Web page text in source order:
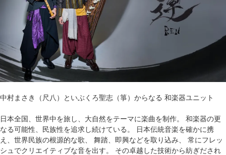
中村まさき（尺八）といぶくろ聖志（箏）からなる 和楽器ユニット
日本全国、世界中を旅し、大自然をテーマに楽曲を制作。 和楽器の更
なる可能性、民族性を追求し続けている。 日本伝統音楽を確かに携
え、世界民族の根源的な歌、 舞踏、即興などを取り込み、 常にフレッ
シュでクリエイティブな音を出す。 その卓越した技術から紡ぎだされ